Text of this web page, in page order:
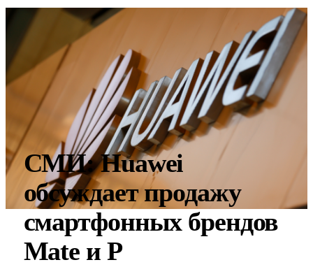
СМИ: Huawei
обсуждает продажу
смартфонных брендов
Mate и P